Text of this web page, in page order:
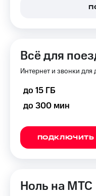
Всё для
Интернет и звонки
до 15 ГБ
до 300 мин
ПОДКЛЮЧИТЬ
Ноль на МТС